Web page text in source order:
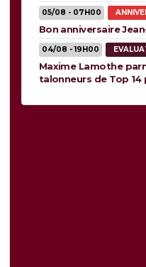
05/08 - 07H00
Bon anniversaire
04/08 - 19H00
Maxime Lamothe
talonneurs de Top 14